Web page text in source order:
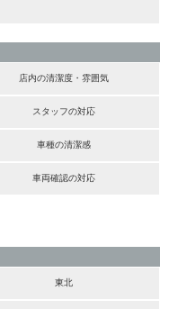
店内の清潔度・雰囲気
スタッフの対応
車種の清潔感
車両確認の対応
東北